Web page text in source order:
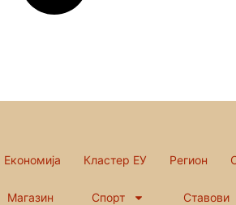
Економија Кластер ЕУ Регион
Магазин Спорт Ставови